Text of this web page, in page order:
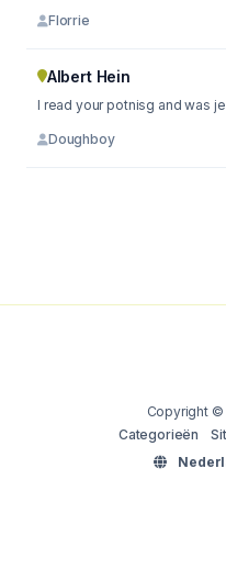
Florrie
Albert Hein
I read your potnisg and was
Doughboy
Copyright ©
Categorieën